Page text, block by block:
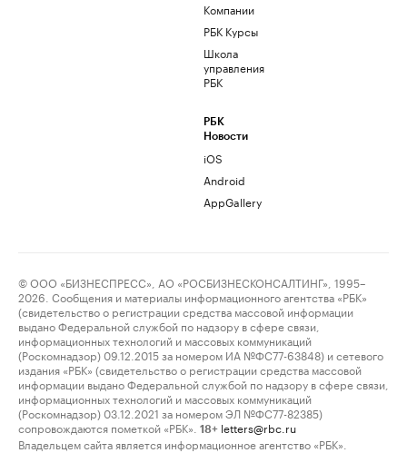
Компании
РБК Курсы
Школа
управления
РБК
РБК
Новости
iOS
Android
AppGallery
© ООО «БИЗНЕСПРЕСС», АО «РОСБИЗНЕСКОНСАЛТИНГ», 1995–
2026. Сообщения и материалы информационного агентства «РБК»
(свидетельство о регистрации средства массовой информации
выдано Федеральной службой по надзору в сфере связи,
информационных технологий и массовых коммуникаций
(Роскомнадзор) 09.12.2015 за номером ИА №ФС77-63848) и сетевого
издания «РБК» (свидетельство о регистрации средства массовой
информации выдано Федеральной службой по надзору в сфере связи,
информационных технологий и массовых коммуникаций
(Роскомнадзор) 03.12.2021 за номером ЭЛ №ФС77-82385)
сопровождаются пометкой «РБК».
18+ letters@rbc.ru
Владельцем сайта является информационное агентство «РБК».